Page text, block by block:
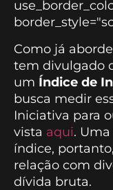
Como já
tem divulgado
um Índice de
busca medir
Iniciativa para
vista aqui.
índice,
relação com
dívida bruta.